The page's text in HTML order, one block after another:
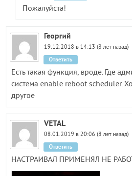
Пожалуйста!
Георгий
19.12.2018 в 14:13 (8 лет назад)
Есть такая функция, вроде. Где
система enable reboot scheduler.
другое
Ответить
VETAL
08.01.2019 в 20:06 (8 лет назад)
НАСТРАИВАЛ ПРИМЕНЯЛ НЕ
Ответить